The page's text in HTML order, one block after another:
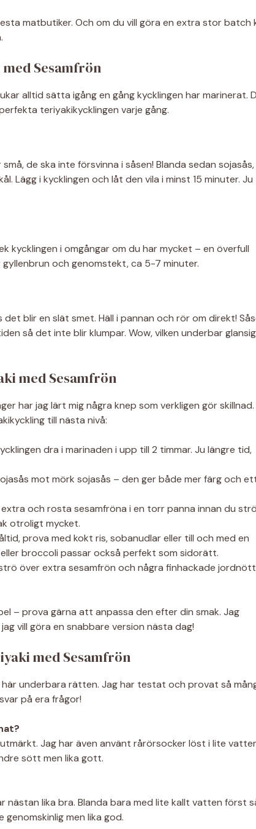
matbutiker. Och om du vill göra en extra stor batch
Sesamfrön
alltid sätta igång en gång kycklingen har marinerat.
teriyakikycklingen varje gång.
de ska inte försvinna i såsen! Blanda sedan sojasås,
Lägg i kycklingen och låt den vila i minst 15 minuter. Ju
kycklingen i omgångar om du har mycket – en överfull
och genomstekt, ca 5-7 minuter.
blir en slät smet. Häll i pannan och rör om direkt!
så det inte blir klumpar. Wow, vilken underbar glansig
med Sesamfrön
har jag lärt mig några knep som verkligen gör skillnad.
till nästa nivå:
dra i marinaden i upp till 2 timmar. Ju längre tid,
mot mörk sojasås – den ger både mer färg och
och rosta sesamfröna i en torr panna innan du
otroligt mycket.
prova med kokt ris, sobanudlar eller till och med en
broccoli passar också perfekt som sidorätt.
över extra sesamfrön och några finhackade
– prova gärna att anpassa den efter din smak. Jag
vill göra en snabbare version nästa dag!
med Sesamfrön
underbara rätten. Jag har testat och provat så
på era frågor!
Jag har även använt rårörsocker löst i lite
sött men lika gott.
nästan lika bra. Blanda bara med lite kallt vatten först
genomskinlig men lika god.